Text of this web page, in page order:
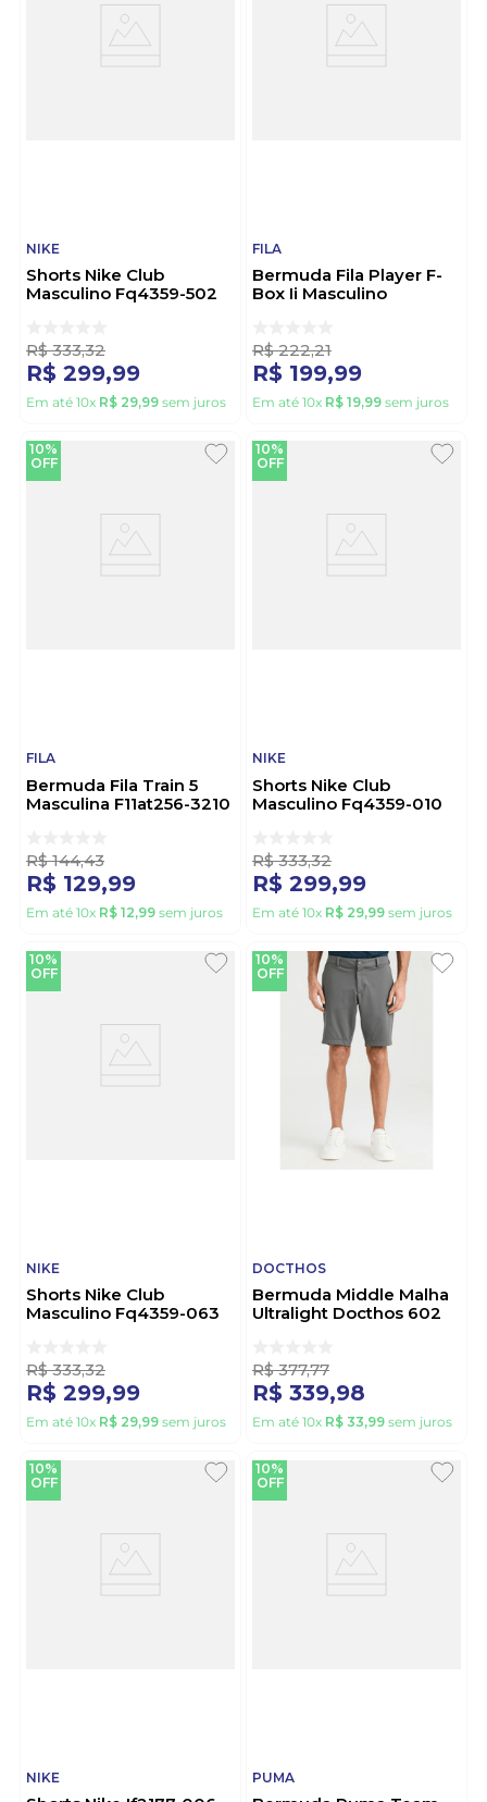
NIKE
Shorts Nike Club
Masculino Fq4359-502
R$ 333,32
R$ 299,99
Em até 10x R$ 29,99 sem juros
FILA
Bermuda Fila Player F-
Box Ii Masculino
R$ 222,21
R$ 199,99
Em até 10x R$ 19,99 sem juros
10%
OFF
FILA
Bermuda Fila Train 5
Masculina F11at256-3210
R$ 144,43
R$ 129,99
Em até 10x R$ 12,99 sem juros
10%
OFF
NIKE
Shorts Nike Club
Masculino Fq4359-010
R$ 333,32
R$ 299,99
Em até 10x R$ 29,99 sem juros
10%
OFF
NIKE
Shorts Nike Club
Masculino Fq4359-063
R$ 333,32
R$ 299,99
Em até 10x R$ 29,99 sem juros
10%
OFF
DOCTHOS
Bermuda Middle Malha
Ultralight Docthos 602
R$ 377,77
R$ 339,98
Em até 10x R$ 33,99 sem juros
10%
OFF
NIKE
10%
OFF
PUMA